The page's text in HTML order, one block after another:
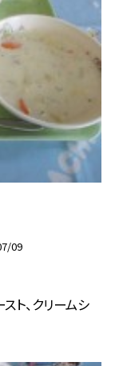
09
ト、クリームシ